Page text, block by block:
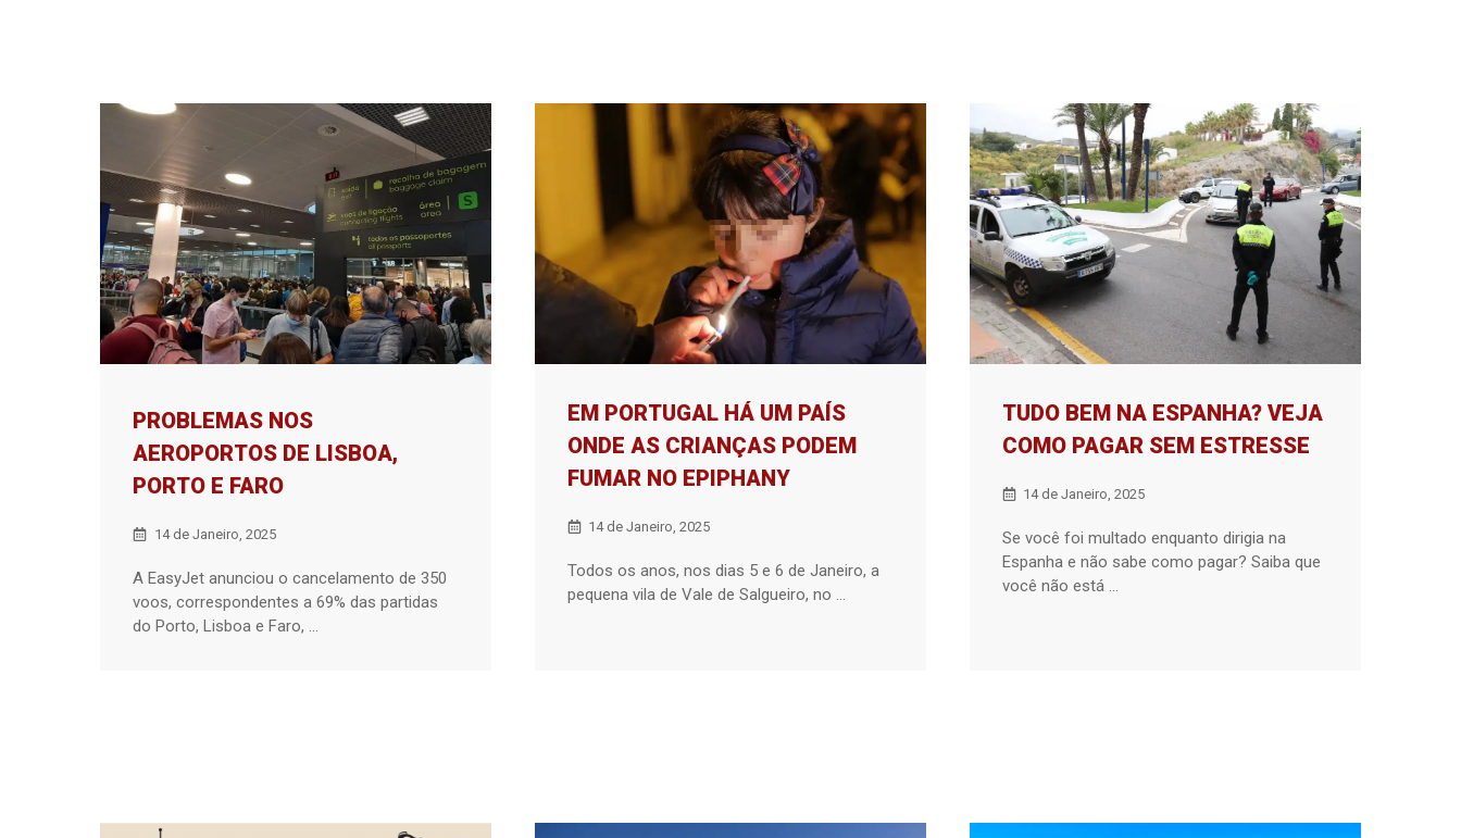
PROBLEMAS NOS
AEROPORTOS DE LISBOA,
PORTO E FARO
14 de Janeiro, 2025
A EasyJet anunciou o cancelamento de 350
voos, correspondentes a 69% das partidas
do Porto, Lisboa e Faro, ...
EM PORTUGAL HÁ UM PAÍS
ONDE AS CRIANÇAS PODEM
FUMAR NO EPIPHANY
14 de Janeiro, 2025
Todos os anos, nos dias 5 e 6 de Janeiro, a
pequena vila de Vale de Salgueiro, no ...
TUDO BEM NA ESPANHA? VEJA
COMO PAGAR SEM ESTRESSE
14 de Janeiro, 2025
Se você foi multado enquanto dirigia na
Espanha e não sabe como pagar? Saiba que
você não está ...